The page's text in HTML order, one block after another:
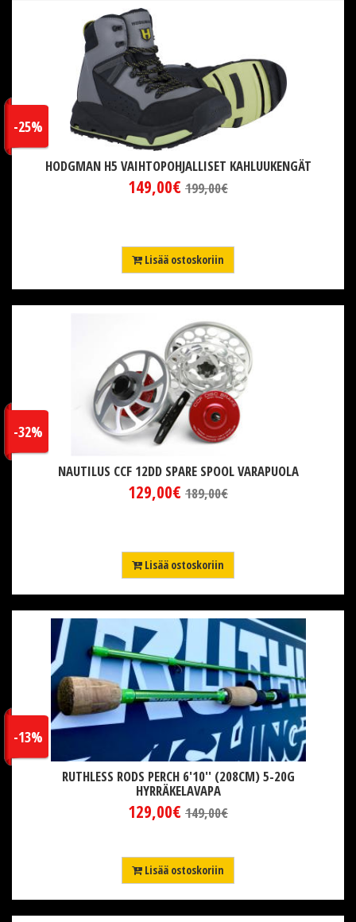
HODGMAN H5 VAIHTOPOHJALLISET KAHLUUKENGÄT
149,00€
-25%
199,00€
Lisää ostoskoriin
NAUTILUS CCF 12DD SPARE SPOOL VARAPUOLA
129,00€
-32%
189,00€
Lisää ostoskoriin
RUTHLESS RODS PERCH 6'10'' (208CM) 5-20G
HYRRÄKELAVAPA
129,00€
-13%
149,00€
Lisää ostoskoriin